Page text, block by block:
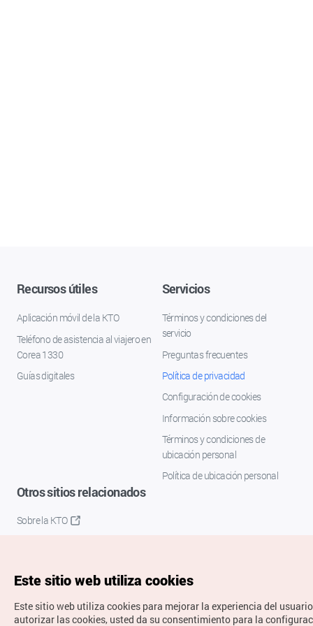
Recursos útiles
Aplicación móvil de la KTO
Teléfono de asistencia al viajero en
Corea 1330
Guías digitales
Servicios
Términos y condiciones del
servicio
Preguntas frecuentes
Política de privacidad
Configuración de cookies
Información sobre cookies
Términos y condiciones de
ubicación personal
Política de ubicación personal
Otros sitios relacionados
Sobre la KTO
Este sitio web utiliza cookies
Este sitio web utiliza cookies para mejorar la experiencia del
autorizar las cookies, usted da su consentimiento para la